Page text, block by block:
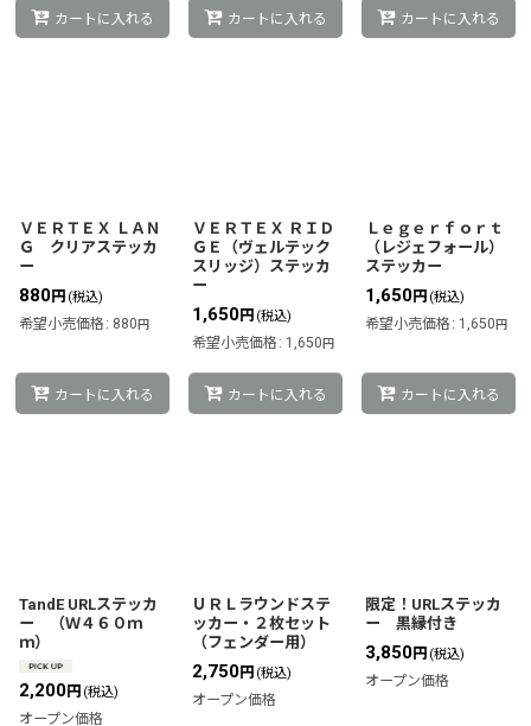
カートに入れる カートに入れる カートに入れる
ＶＥＲＴＥＸ ＬＡＮ
Ｇ クリアステッカ
ー
880円 (税込)
希望小売価格 : 880円
カートに入れる
ＶＥＲＴＥＸ ＲＩＤ
ＧＥ（ヴェルテック
スリッジ）ステッカ
ー
1,650円 (税込)
希望小売価格 : 1,650円
カートに入れる
Ｌｅｇｅｒｆｏｒｔ
（レジェフォール）
ステッカー
1,650円 (税込)
希望小売価格 : 1,650円
カートに入れる
TandE URLステッカ
ー （Ｗ４６０ｍ
ｍ）
2,200円 (税込)
オープン価格
ＵＲＬラウンドステ
ッカー・２枚セット
（フェンダー用）
2,750円 (税込)
オープン価格
限定！URLステッカ
ー 黒縁付き
3,850円 (税込)
オープン価格